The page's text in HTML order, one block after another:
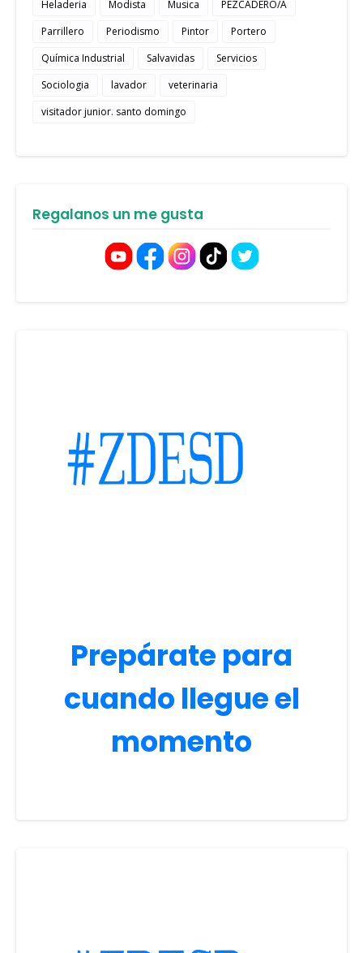
Heladeria
Modista Musica
PEZCADERO/A
Parrillero
Periodismo Pintor
Portero
Química Industrial
Salvavidas
Servicios
Sociologia
lavador
veterinaria
visitador junior. santo domingo
Regalanos un me gusta
Prepárate para
cuando llegue el
momento